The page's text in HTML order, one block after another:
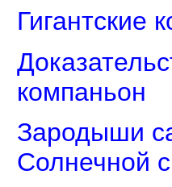
Гигантские
компаньон
Зародыши
Солнечной